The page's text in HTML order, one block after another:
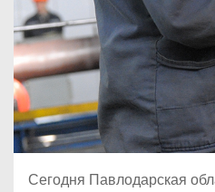
Сегодня Павлодарская